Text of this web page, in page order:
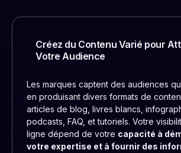
Créez du Contenu Varié pour
Votre Audience
Les marques captent des audiences
en produisant divers formats de
articles de blog, livres blancs,
podcasts, FAQ, et tutoriels. Votre
ligne dépend de votre capacité à
votre expertise et à fournir des